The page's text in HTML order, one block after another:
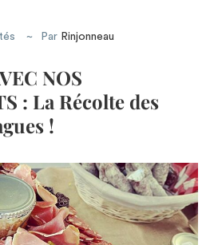
Par Rinjonneau
NOS
: La Récolte des
!